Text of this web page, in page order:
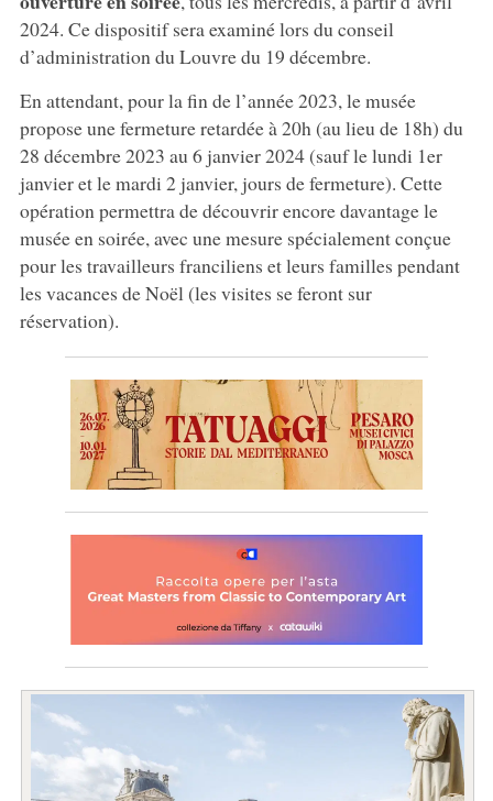
2024. Ce dispositif sera examiné lors du conseil
d’administration du Louvre du 19 décembre.
En attendant, pour la fin de l’année 2023, le musée
propose une fermeture retardée à 20h (au lieu de 18h) du
28 décembre 2023 au 6 janvier 2024 (sauf le lundi 1er
janvier et le mardi 2 janvier, jours de fermeture). Cette
opération permettra de découvrir encore davantage le
musée en soirée, avec une mesure spécialement conçue
pour les travailleurs franciliens et leurs familles pendant
les vacances de Noël (les visites se feront sur
réservation).